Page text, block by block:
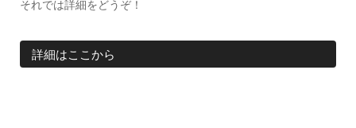
それでは詳細をどうぞ！
詳細はここから